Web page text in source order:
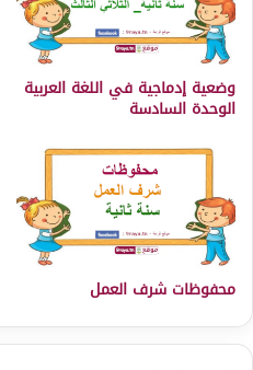
وضعية إدماجية في اللغة العربية
الوحدة السادسة
محفوظات شرف العمل